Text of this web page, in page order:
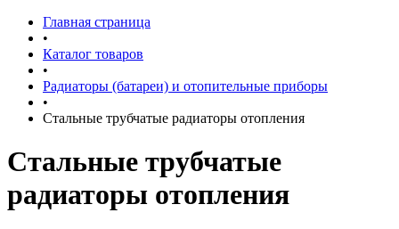
Главная страница
•
Каталог товаров
•
Радиаторы (батареи) и отопительные приборы
•
Стальные трубчатые радиаторы отопления
Стальные трубчатые
радиаторы отопления